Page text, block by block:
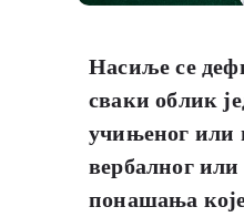
Насиље се
сваки облик
учињеног или
вербалног
понашања